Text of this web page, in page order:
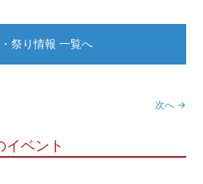
次へ →
祭り情報 一覧へ
イベント